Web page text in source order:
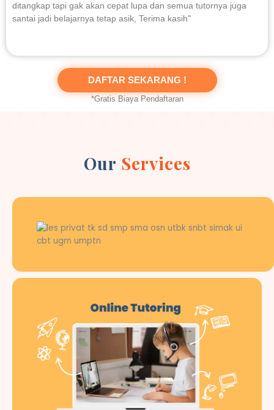
ditangkap tapi gak akan cepat lupa dan semua tutornya juga
santai jadi belajarnya tetap asik, Terima kasih"
DAFTAR SEKARANG !
*Gratis Biaya Pendaftaran
Our Services